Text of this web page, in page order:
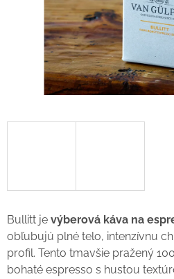
Bullitt je výberová káva na
obľubujú plné telo, intenzívnu
profil. Tento tmavšie pražený
bohaté espresso s hustou